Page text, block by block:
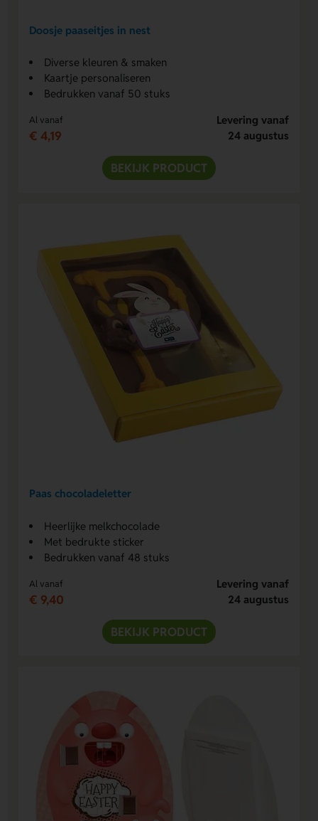
Doosje paaseitjes in nest
Diverse kleuren & smaken
Kaartje personaliseren
Bedrukken vanaf 50 stuks
Al vanaf
€ 4,19
Levering vanaf
24 augustus
BEKIJK PRODUCT
Paas chocoladeletter
Heerlijke melkchocolade
Met bedrukte sticker
Bedrukken vanaf 48 stuks
Al vanaf
€ 9,40
Levering vanaf
24 augustus
BEKIJK PRODUCT